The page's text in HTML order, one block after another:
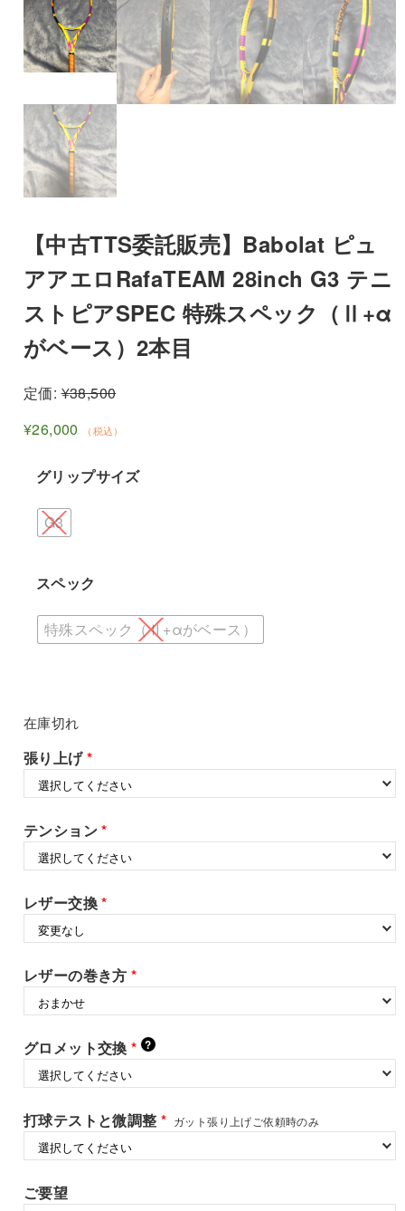
【中古TTS委託販売】Babolat ピュ
アアエロRafaTEAM 28inch G3 テニ
ストピアSPEC 特殊スペック（Ⅱ+α
がベース）2本目
定価:¥38,500
¥26,000 （税込）
グリップサイズ
G3
スペック
特殊スペック（Ⅱ+αがベース）
在庫切れ
張り上げ*
テンション*
レザー交換*
レザーの巻き方 *
グロメット交換 * ?
打球テストと微調整 * ガット張り上げご依頼時のみ
ご要望